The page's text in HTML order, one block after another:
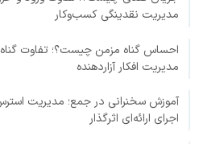
مدیریت نقدینگی کسب‌وکار
احساس گناه مزمن چیست؟؛ تفاوت گناه
مدیریت افکار آزاردهنده
آموزش سخنرانی در جمع؛ مدیریت
اجرای ارائه‌ای اثرگذار